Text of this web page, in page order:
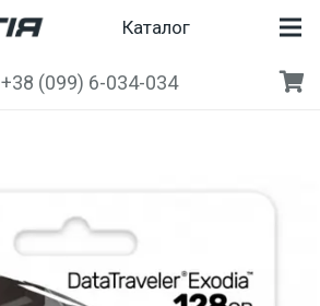
Каталог
+38 (099) 6-034-034